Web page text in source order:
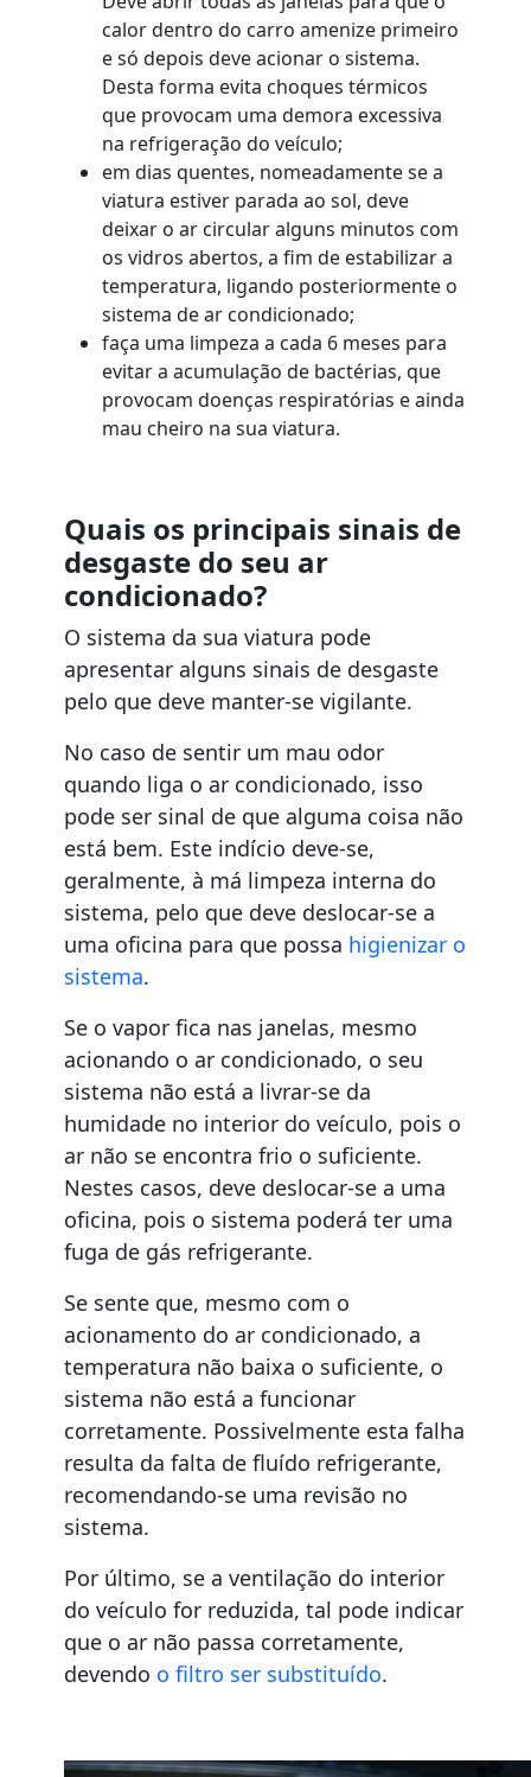
calor dentro do carro amenize primeiro
e só depois deve acionar o sistema.
Desta forma evita choques térmicos
que provocam uma demora excessiva
na refrigeração do veículo;
em dias quentes, nomeadamente se a
viatura estiver parada ao sol, deve
deixar o ar circular alguns minutos com
os vidros abertos, a fim de estabilizar a
temperatura, ligando posteriormente o
sistema de ar condicionado;
faça uma limpeza a cada 6 meses para
evitar a acumulação de bactérias, que
provocam doenças respiratórias e ainda
mau cheiro na sua viatura.
Quais os principais sinais de
desgaste do seu ar
condicionado?
O sistema da sua viatura pode
apresentar alguns sinais de desgaste
pelo que deve manter-se vigilante.
No caso de sentir um mau odor
quando liga o ar condicionado, isso
pode ser sinal de que alguma coisa não
está bem. Este indício deve-se,
geralmente, à má limpeza interna do
sistema, pelo que deve deslocar-se a
uma oficina para que possa higienizar o
sistema.
Se o vapor fica nas janelas, mesmo
acionando o ar condicionado, o seu
sistema não está a livrar-se da
humidade no interior do veículo, pois o
ar não se encontra frio o suficiente.
Nestes casos, deve deslocar-se a uma
oficina, pois o sistema poderá ter uma
fuga de gás refrigerante.
Se sente que, mesmo com o
acionamento do ar condicionado, a
temperatura não baixa o suficiente, o
sistema não está a funcionar
corretamente. Possivelmente esta falha
resulta da falta de fluído refrigerante,
recomendando-se uma revisão no
sistema.
Por último, se a ventilação do interior
do veículo for reduzida, tal pode indicar
que o ar não passa corretamente,
devendo o filtro ser substituído.